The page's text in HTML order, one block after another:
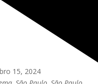
15, 2024